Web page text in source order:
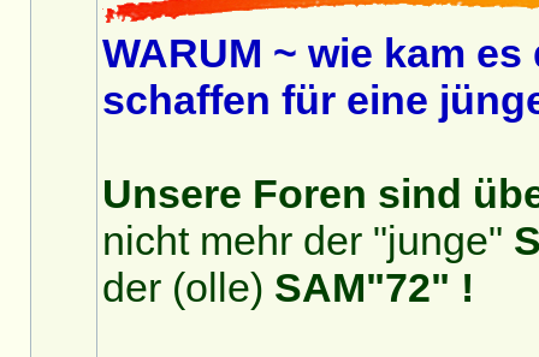
WARUM ~ wie kam
schaffen für eine
Unsere Foren sind
nicht mehr der "junge"
der (olle) SAM"72" !